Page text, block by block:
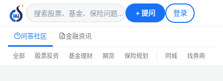
+提问 登录
问答社区 金融资讯
全部 股票投资 基金理财 期货 保险规划 同城 找券商